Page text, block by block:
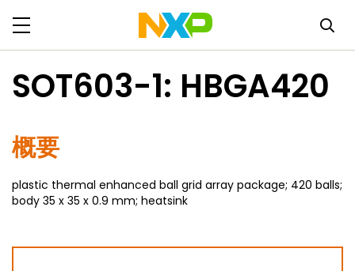
SOT603-1: HBGA420
概要
plastic thermal enhanced ball grid array package; 420 balls;
body 35 x 35 x 0.9 mm; heatsink